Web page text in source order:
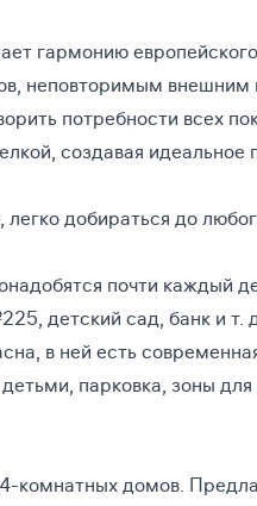
гармонию
неповторимым
потребности всех
создавая
добираться до
почти
детский сад, банк и т.
в ней есть
парковка, зоны
комнатных домов.